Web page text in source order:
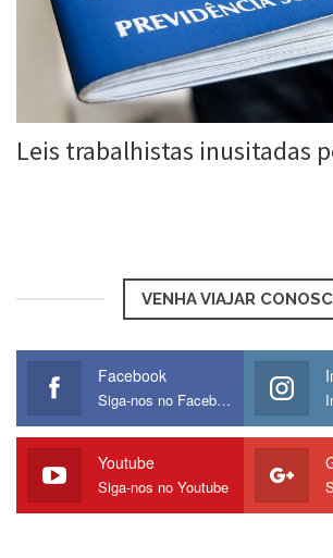
Leis trabalhistas inusitadas
VENHA VIAJAR
Facebook
Siga-nos no Facebook
Youtube
Siga-nos no Youtube